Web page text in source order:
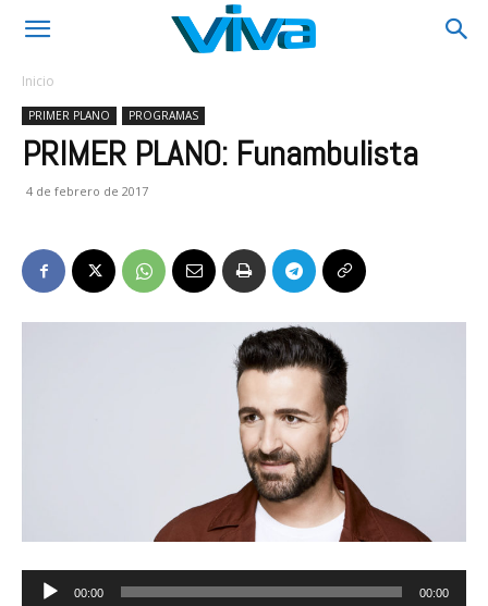
Inicio
PRIMER PLANO PROGRAMAS
PRIMER PLANO: Funambulista
4 de febrero de 2017
Reproductor
00:00 00:00